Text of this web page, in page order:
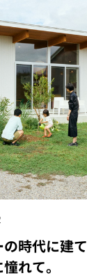
時代に建
れて。